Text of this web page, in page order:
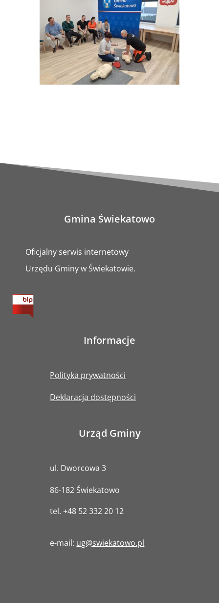
Gmina Świekatowo
Oficjalny serwis internetowy
Urzędu Gminy w Świekatowie.
Informacje
Polityka prywatności
Deklaracja dostępności
Urząd Gminy
ul. Dworcowa 3
86-182 Świekatowo
tel.+48 52 332 20 12
e-mail: ug@swiekatowo.pl